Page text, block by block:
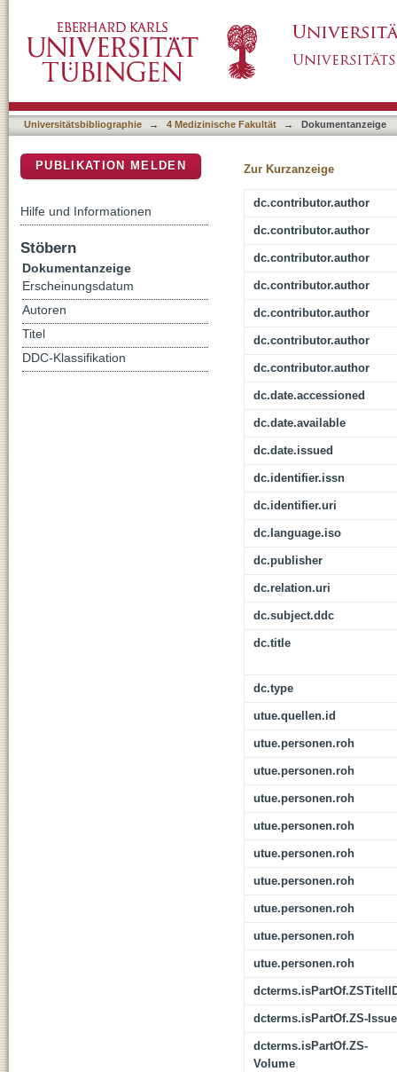
comparative study
Universitätsbibliographie → 4 Medizinische Fakultät → Dokumentanzeige
Zur Kurzanzeige
dc.contributor.author
dc.contributor.author
dc.contributor.author
dc.contributor.author
dc.contributor.author
dc.contributor.author
dc.contributor.author
dc.date.accessioned
dc.date.available
dc.date.issued
dc.identifier.issn
dc.identifier.uri
dc.language.iso
dc.publisher
dc.relation.uri
dc.subject.ddc
dc.title
dc.type
utue.quellen.id
utue.personen.roh
utue.personen.roh
utue.personen.roh
utue.personen.roh
utue.personen.roh
utue.personen.roh
utue.personen.roh
utue.personen.roh
utue.personen.roh
dcterms.isPartOf.ZS-Issue
dcterms.isPartOf.ZS-
Volume
PUBLIKATION MELDEN
Hilfe und Informationen
Stöbern
Dokumentanzeige
Erscheinungsdatum
Autoren
Titel
DDC-Klassifikation